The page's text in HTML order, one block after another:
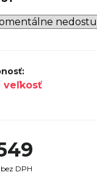
veľkosť
DPH